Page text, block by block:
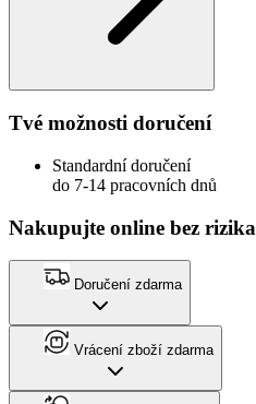
Tvé možnosti doručení
Standardní doručení
do 7-14 pracovních dnů
Nakupujte online bez rizika
Doručení zdarma
Vrácení zboží zdarma